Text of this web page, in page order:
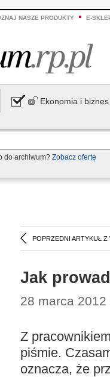
NASZE PRODUKTY E-
Ekonomia i biznes
do archiwum? Zobacz ofertę
POPRZEDNI ARTYKUŁ Z
Jak
28 marca 2012
Z
piśmie.
oznacza, że